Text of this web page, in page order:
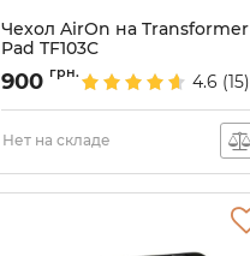
Чехол AirOn на Transformer
Pad TF103C
Артикул:860
900 грн. 4.6 (15)
Нет на складе